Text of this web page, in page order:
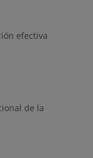
efectiva
de la